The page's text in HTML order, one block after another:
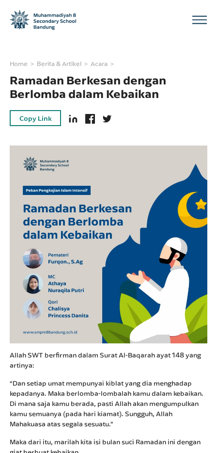
Home Berita & Artikel Acara
Ramadan Berkesan dengan
Berlomba dalam Kebaikan
Copy Link
Allah SWT berfirman dalam Surat Al-Baqarah ayat 148 yang
artinya:
“Dan setiap umat mempunyai kiblat yang dia menghadap
kepadanya. Maka berlomba-lombalah kamu dalam kebaikan.
Di mana saja kamu berada, pasti Allah akan mengumpulkan
kamu semuanya (pada hari kiamat). Sungguh, Allah
Mahakuasa atas segala sesuatu.”
Maka dari itu, marilah kita isi bulan suci Ramadan ini dengan